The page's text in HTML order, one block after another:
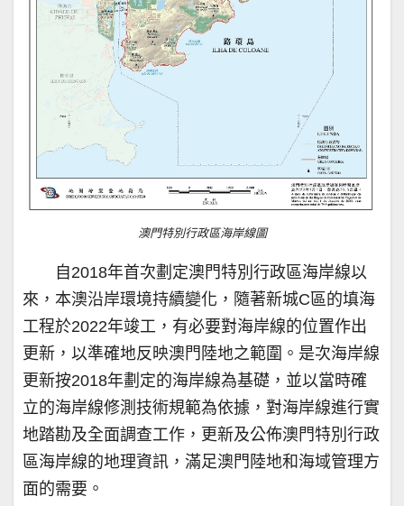
澳門特別行政區海岸線圖
自2018年首次劃定澳門特別行政區海岸線以
來，本澳沿岸環境持續變化，隨著新城C區的填海
工程於2022年竣工，有必要對海岸線的位置作出
更新，以準確地反映澳門陸地之範圍。是次海岸線
更新按2018年劃定的海岸線為基礎，並以當時確
立的海岸線修測技術規範為依據，對海岸線進行實
地踏勘及全面調查工作，更新及公佈澳門特別行政
區海岸線的地理資訊，滿足澳門陸地和海域管理方
面的需要。